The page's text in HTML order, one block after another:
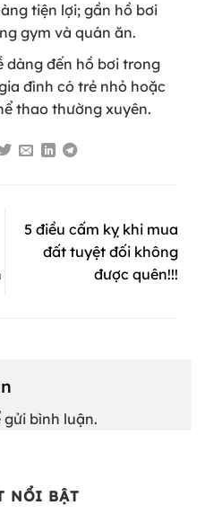
tiện lợi; gần hồ bơi
gym và quán ăn.
dàng đến hồ bơi trong
đình có trẻ nhỏ hoặc
thao thường xuyên.
5 điều cấm kỵ khi mua
đất tuyệt đối không
được quên!!!
gửi bình luận.
NỔI BẬT